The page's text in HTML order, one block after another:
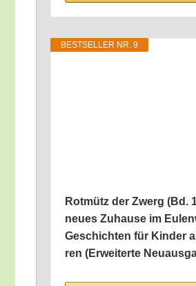
BEST­SEL­LER NR. 9
Rot­mütz der Zwerg (Bd.
neu­es Zuhau­se im
Geschich­ten für Kin­der
ren (Erwei­ter­te